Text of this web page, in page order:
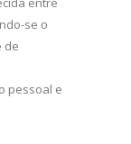
se o
de
pessoal e